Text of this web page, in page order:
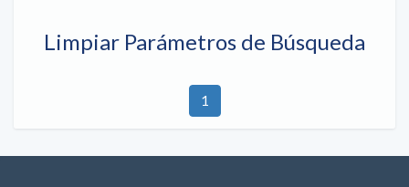
Limpiar Parámetros de Búsqueda
1